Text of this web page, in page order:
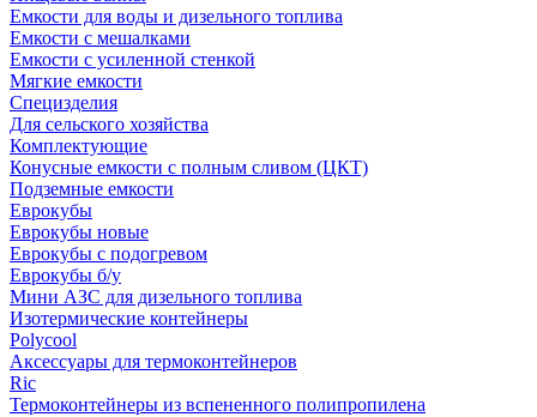
Емкости для воды и дизельного топлива
Емкости с мешалками
Емкости с усиленной стенкой
Мягкие емкости
Специзделия
Для сельского хозяйства
Комплектующие
Конусные емкости с полным сливом (ЦКТ)
Подземные емкости
Еврокубы
Еврокубы новые
Еврокубы с подогревом
Еврокубы б/у
Мини АЗС для дизельного топлива
Изотермические контейнеры
Polycool
Аксессуары для термоконтейнеров
Ric
Термоконтейнеры из вспененного полипропилена